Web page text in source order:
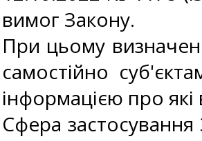
вимог Закону.
При цьому
самостійно
інформацією про
Сфера